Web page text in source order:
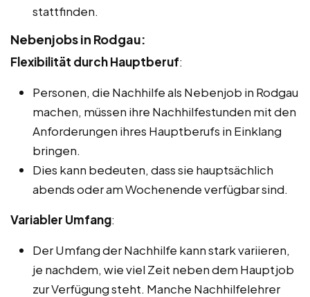
stattfinden.
Nebenjobs in Rodgau:
Flexibilität durch Hauptberuf:
Personen, die Nachhilfe als Nebenjob in Rodgau
machen, müssen ihre Nachhilfestunden mit den
Anforderungen ihres Hauptberufs in Einklang
bringen.
Dies kann bedeuten, dass sie hauptsächlich
abends oder am Wochenende verfügbar sind.
Variabler Umfang:
Der Umfang der Nachhilfe kann stark variieren,
je nachdem, wie viel Zeit neben dem Hauptjob
zur Verfügung steht. Manche Nachhilfelehrer